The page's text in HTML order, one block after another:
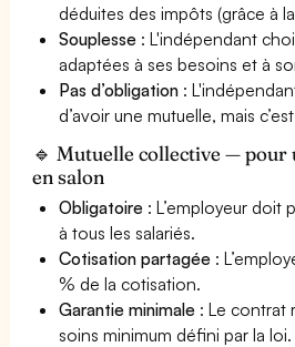
déduites des impôts (grâce à
Souplesse : L'indépendant
adaptées à ses besoins et à
Pas d’obligation :
d’avoir une mutuelle, mais
🔹 Mutuelle collective — pour
en salon
Obligatoire : L’employeur doit
à tous les salariés.
Cotisation partagée :
% de la cotisation.
Garantie minimale : Le contrat
soins minimum défini par la loi.